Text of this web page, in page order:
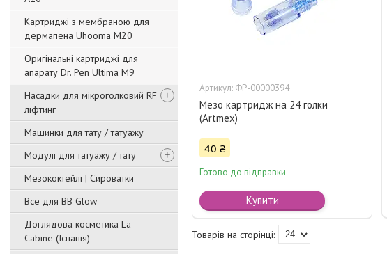
Картриджі з мембраною для
дермапена Uhooma M20
Оригінальні картриджі для
апарату Dr. Pen Ultima M9
Насадки для мікроголковий RF
ліфтинг
Машинки для тату / татуажу
Модулі для татуажу / тату
Мезококтейлі | Сироватки
Все для BB Glow
Доглядова косметика La
Cabine (Іспанія)
ФР-00000394
Мезо картридж на 24 голки
(Artmex)
40 ₴
Готово до відправки
Купити